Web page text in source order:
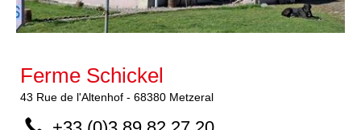
Ferme Schickel
43 Rue de l'Altenhof - 68380 Metzeral